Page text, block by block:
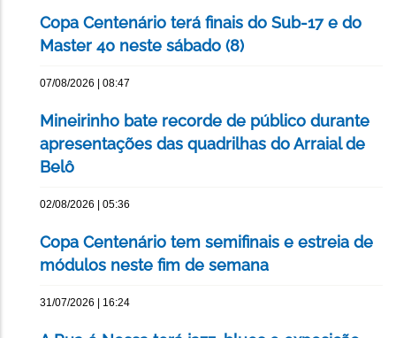
Copa Centenário terá finais do Sub-17 e do
Master 40 neste sábado (8)
07/08/2026 | 08:47
Mineirinho bate recorde de público durante
apresentações das quadrilhas do Arraial de
Belô
02/08/2026 | 05:36
Copa Centenário tem semifinais e estreia de
módulos neste fim de semana
31/07/2026 | 16:24